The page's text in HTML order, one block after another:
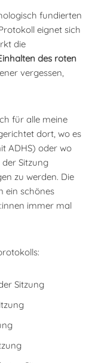
fundierten
eignet sich
die
des roten
vergessen,
für alle meine
dort, wo es
ADHS) oder wo
Sitzung
zu werden. Die
ein schönes
immer mal
Sitzung